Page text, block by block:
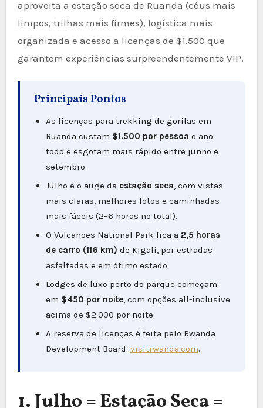
aproveita a estação seca de Ruanda (céus mais
limpos, trilhas mais firmes), logística mais
organizada e acesso a licenças de $1.500 que
garantem experiências surpreendentemente VIP.
Principais Pontos
As licenças para trekking de gorilas em
Ruanda custam $1.500 por pessoa o ano
todo e esgotam mais rápido entre junho e
setembro.
Julho é o auge da estação seca, com vistas
mais claras, melhores fotos e caminhadas
mais fáceis (2–6 horas no total).
O Volcanoes National Park fica a 2,5 horas
de carro (116 km) de Kigali, por estradas
asfaltadas e em ótimo estado.
Lodges de luxo perto do parque começam
em $450 por noite, com opções all-inclusive
acima de $2.000 por noite.
A reserva de licenças é feita pelo Rwanda
Development Board: visitrwanda.com.
1. Julho = Estação Seca =